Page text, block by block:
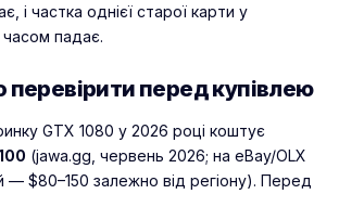
і частка однієї старої карти у
часом падає.
перевірити перед купівлею
GTX 1080 у 2026 році коштує
(jawa.gg, червень 2026; на eBay/OLX
— $80–150 залежно від регіону). Перед